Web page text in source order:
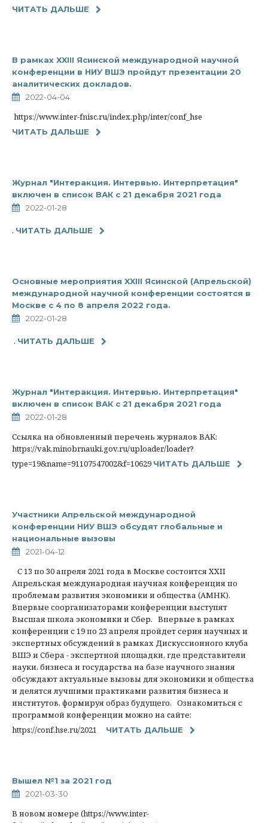
ЧИТАТЬ ДАЛЬШЕ
В рамках XXIII Ясинской международной научной
конференции в НИУ ВШЭ пройдут презентации 20
аналитических докладов.
2022-04-04
https://www.inter-fnisc.ru/index.php/inter/conf_hse
ЧИТАТЬ ДАЛЬШЕ
Журнал "Интеракция. Интервью. Интерпретация"
включен в список ВАК с 21 декабря 2021 года
2022-01-28
. ЧИТАТЬ ДАЛЬШЕ
Основные мероприятия XXIII Ясинской (Апрельской)
международной научной конференции состоятся в
Москве с 4 по 8 апреля 2022 года.
2022-01-28
. ЧИТАТЬ ДАЛЬШЕ
Журнал "Интеракция. Интервью. Интерпретация"
включен в список ВАК с 21 декабря 2021 года
2022-01-28
Ссылка на обновленный перечень журналов ВАК:
https://vak.minobrnauki.gov.ru/uploader/loader?
type=19&name=91107547002&f=10629 ЧИТАТЬ ДАЛЬШЕ
Участники Апрельской международной
конференции НИУ ВШЭ обсудят глобальные и
национальные вызовы
2021-04-12
С 13 по 30 апреля 2021 года в Москве состоится XXII
Апрельская международная научная конференция по
проблемам развития экономики и общества (АМНК).
Впервые соорганизаторами конференции выступят
Высшая школа экономики и Сбер. Впервые в рамках
конференции с 19 по 23 апреля пройдет серия научных и
экспертных обсуждений в рамках Дискуссионного клуба
ВШЭ и Сбера - экспертной площадки, где представители
науки, бизнеса и государства на базе научного знания
обсуждают актуальные вызовы для экономики и общества
и делятся лучшими практиками развития бизнеса и
институтов, формируя образ будущего. Ознакомиться с
программой конференции можно на cайте:
https://conf.hse.ru/2021
ЧИТАТЬ ДАЛЬШЕ
Вышел №1 за 2021 год
2021-03-30
В новом номере (https://www.inter-